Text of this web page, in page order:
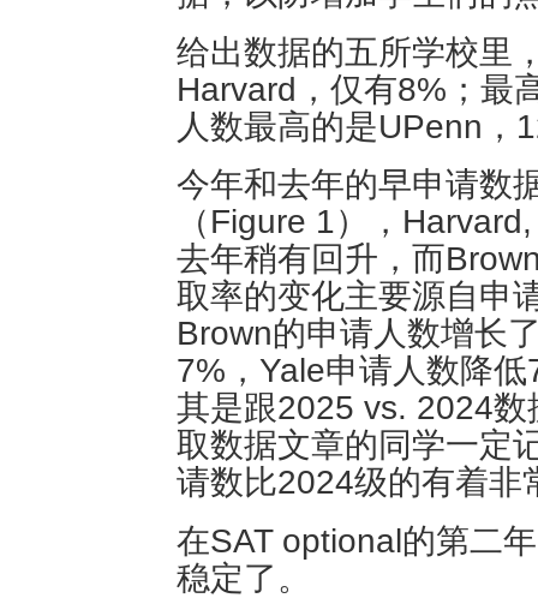
给出数据的五所学校里
Harvard，仅有8%；最
人数最高的是UPenn，
今年和去年的早申请数
（Figure 1），
去年稍有回升，而
取率的变化主要源自申
Brown的申请人数增长
7%，Yale申请人数降
其是跟2025 vs. 2024
取数据文章的同学一定
请数比2024级的有着非
在SAT optional的第二
稳定了。